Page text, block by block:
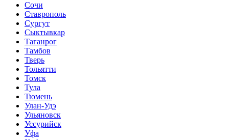
Сочи
Ставрополь
Сургут
Сыктывкар
Таганрог
Тамбов
Тверь
Тольятти
Томск
Тула
Тюмень
Улан-Удэ
Ульяновск
Уссурийск
Уфа